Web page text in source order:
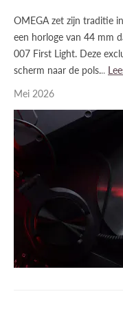
OMEGA zet zijn traditie
een horloge van 44 mm
007 First Light. Deze
scherm naar de pols.​..
Mei 2026